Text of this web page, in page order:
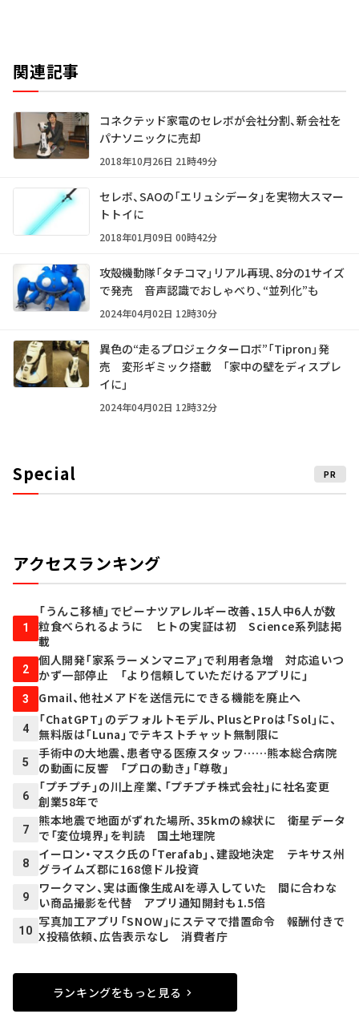
関連記事
コネクテッド家電のセレボが会社分割、新会社を
パナソニックに売却
2018年10月26日 21時49分
セレボ、SAOの「エリュシデータ」を実物大スマー
トトイに
2018年01月09日 00時42分
攻殻機動隊「タチコマ」リアル再現、8分の1サイズ
で発売 音声認識でおしゃべり、“並列化”も
2024年04月02日 12時30分
異色の“走るプロジェクターロボ”「Tipron」発
売 変形ギミック搭載 「家中の壁をディスプレ
イに」
2024年04月02日 12時32分
Special PR
アクセスランキング
1
「うんこ移植」でピーナツアレルギー改善、15人中6人が数
粒食べられるように ヒトの実証は初 Science系列誌掲
載
2
個人開発「家系ラーメンマニア」で利用者急増 対応追いつ
かず一部停止 「より信頼していただけるアプリに」
3 Gmail、他社メアドを送信元にできる機能を廃止へ
4
「ChatGPT」のデフォルトモデル、PlusとProは「Sol」に、
無料版は「Luna」でテキストチャット無制限に
5
手術中の大地震、患者守る医療スタッフ……熊本総合病院
の動画に反響 「プロの動き」「尊敬」
6
「プチプチ」の川上産業、「プチプチ株式会社」に社名変更
創業58年で
7
熊本地震で地面がずれた場所、35kmの線状に 衛星データ
で「変位境界」を判読 国土地理院
8
イーロン・マスク氏の「Terafab」、建設地決定 テキサス州
グライムズ郡に168億ドル投資
9
ワークマン、実は画像生成AIを導入していた 間に合わな
い商品撮影を代替 アプリ通知開封も1.5倍
10
写真加工アプリ「SNOW」にステマで措置命令 報酬付きで
X投稿依頼、広告表示なし 消費者庁
ランキングをもっと見る